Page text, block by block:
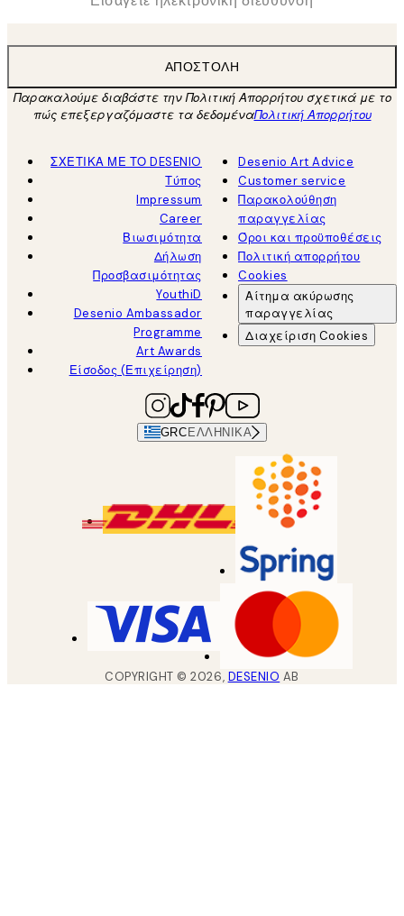
ΑΠΟΣΤΟΛΉ
Παρακαλούμε διαβάστε την Πολιτική Απορρήτου σχετικά με το
πώς επεξεργαζόμαστε τα δεδομέναΠολιτική Απορρήτου
ΣΧΕΤΙΚΑ ΜΕ ΤΟ DESENIO
Τύπος
Impressum
Career
Βιωσιμότητα
Δήλωση
Προσβασιμότητας
YouthiD
Desenio Ambassador
Programme
Art Awards
Είσοδος (Επιχείρηση)
Desenio Art Advice
Customer service
Παρακολούθηση
παραγγελίας
Όροι και προϋποθέσεις
Πολιτική απορρήτου
Cookies
Αίτημα ακύρωσης
παραγγελίας
Διαχείριση Cookies
GRC ΕΛΛΗΝΙΚΆ
COPYRIGHT ©2026, DESENIO AB